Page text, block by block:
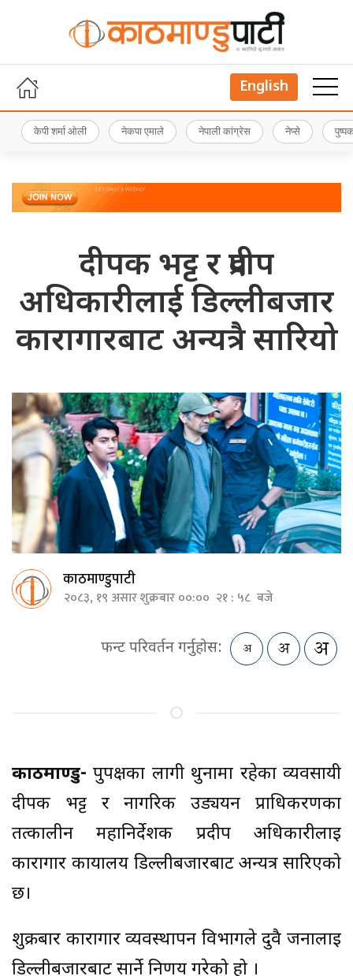
English
केपी शर्मा ओली नेकपा एमाले नेपाली कांग्रेस नेप्से
दीपक भट्ट र प्रदीप
अधिकारीलाई डिल्लीबजार
कारागारबाट अन्यत्रै सारियो
काठमाण्डुपाटी
२०८३, १९ असार शुक्रबार ००:०० २१ : ५८ बजे
फन्ट परिवर्तन गर्नुहोस:
काठमाण्डु-पुर्पक्षका लागी थुनामा रहेका व्यवसायी
दीपक भट्ट र नागरिक उड्ययन प्राधिकरणका
तत्कालीन महानिर्देशक प्रदीप अधिकारीलाई
कारागार कार्यालय डिल्लीबजारबाट अन्यत्र सारिएको
छ।
शुक्रबार कारागार व्यवस्थापन विभागले दुवै जनालाई
डिल्लीबजारबाट सार्ने निर्णय गरेको हो ।